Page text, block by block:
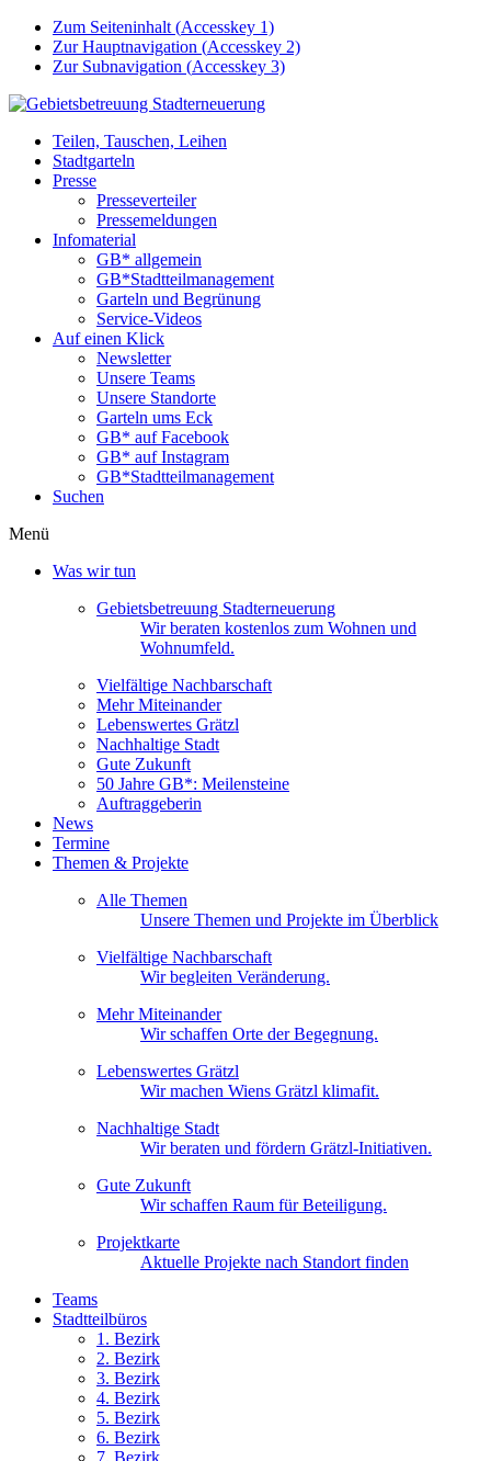
Zum Seiteninhalt (Accesskey 1)
Zur Hauptnavigation (Accesskey 2)
Zur Subnavigation (Accesskey 3)
Teilen, Tauschen, Leihen
Stadtgarteln
Presse
Presseverteiler
Pressemeldungen
Infomaterial
GB* allgemein
GB*Stadtteilmanagement
Garteln und Begrünung
Service-Videos
Auf einen Klick
Newsletter
Unsere Teams
Unsere Standorte
Garteln ums Eck
GB* auf Facebook
GB* auf Instagram
GB*Stadtteilmanagement
Suchen
Menü
Was wir tun
Gebietsbetreuung Stadterneuerung
Wir beraten kostenlos zum Wohnen und
Wohnumfeld.
Vielfältige Nachbarschaft
Mehr Miteinander
Lebenswertes Grätzl
Nachhaltige Stadt
Gute Zukunft
50 Jahre GB*: Meilensteine
Auftraggeberin
News
Termine
Themen & Projekte
Alle Themen
Unsere Themen und Projekte im Überblick
Vielfältige Nachbarschaft
Wir begleiten Veränderung.
Mehr Miteinander
Wir schaffen Orte der Begegnung.
Lebenswertes Grätzl
Wir machen Wiens Grätzl klimafit.
Nachhaltige Stadt
Wir beraten und fördern Grätzl-Initiativen.
Gute Zukunft
Wir schaffen Raum für Beteiligung.
Projektkarte
Aktuelle Projekte nach Standort finden
Teams
Stadtteilbüros
1. Bezirk
2. Bezirk
3. Bezirk
4. Bezirk
5. Bezirk
6. Bezirk
7. Bezirk